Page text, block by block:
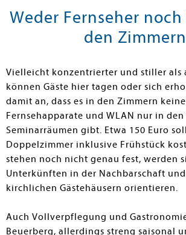
Weder Fernseher noch
den Zimmern
Vielleicht konzentrierter und stiller als
können Gäste hier tagen oder sich
damit an, dass es in den Zimmern keine
Fernsehapparate und WLAN nur in
Seminarräumen gibt. Etwa 150 Euro
Doppelzimmer inklusive Frühstück
stehen noch nicht genau fest, werden
Unterkünften in der Nachbarschaft
kirchlichen Gästehäusern orientieren.
Auch Vollverpflegung und
Beuerberg, allerdings streng saisonal